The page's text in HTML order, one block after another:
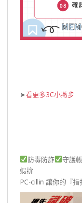
➤看更多3C小撇步
防毒防詐 守護
蝦拚
PC-cillin 讓你的『指